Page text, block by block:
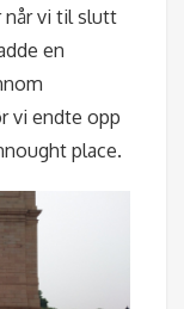
når vi til slutt
en
vi endte opp
place.